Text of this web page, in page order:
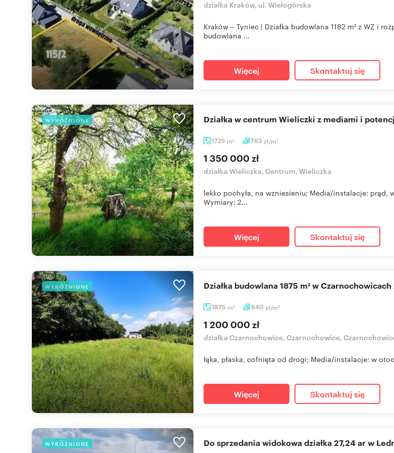
działka Kraków, ul. Wielogórska
Kraków – Tyniec | Działka budowlana 1182 m² z WZ i
budowlana ...
Więcej Skontaktuj się
WYRÓŻNIONE
1725 m2 783 zł/m2
Działka w centrum Wieliczki z mediami i
1 350 000 zł
działka Wieliczka, Centrum, Wieliczka
lekko pochyła, na wzniesieniu; Media/instalacje:
Wymiary: 2...
Więcej Skontaktuj się
WYRÓŻNIONE
1875 m2 640 zł/m2
Działka budowlana 1875 m² w
1 200 000 zł
działka Czarnochowice, Czarnochowice,
łąka, płaska, cofnięta od drogi; Media/instalacje: w
Więcej Skontaktuj się
WYRÓŻNIONE Do sprzedania widokowa działka 27,24 ar w